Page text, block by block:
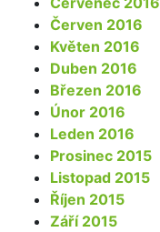
Červen 2016
Květen 2016
Duben 2016
Březen 2016
Únor 2016
Leden 2016
Prosinec 2015
Listopad 2015
Říjen 2015
Září 2015